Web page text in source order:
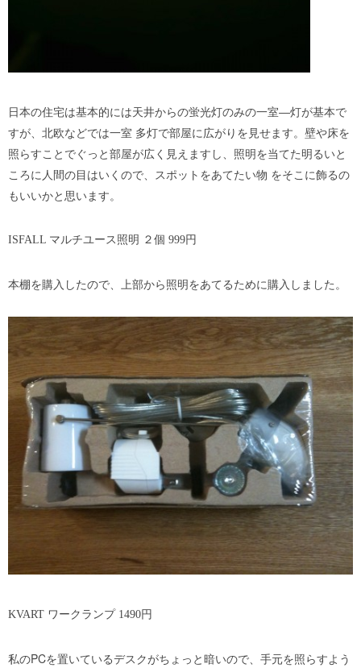
日本の住宅は基本的には天井からの蛍光灯のみの一室―灯が基本で
すが、北欧などでは一室 多灯で部屋に広がりを見せます。壁や床を
照らすことでぐっと部屋が広く見えますし、照明を当てた明るいと
ころに人間の目はいくので、スポットをあてたい物 をそこに飾るの
もいいかと思います。
ISFALL マルチユース照明 ２個 999円
本棚を購入したので、上部から照明をあてるために購入しました。
KVART ワークランプ 1490円
私のPCを置いているデスクがちょっと暗いので、手元を照らすよう